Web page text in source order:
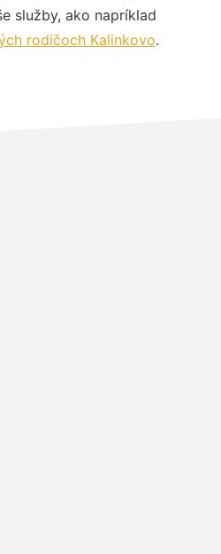
služby, ako napríklad
rodičoch Kalinkovo.